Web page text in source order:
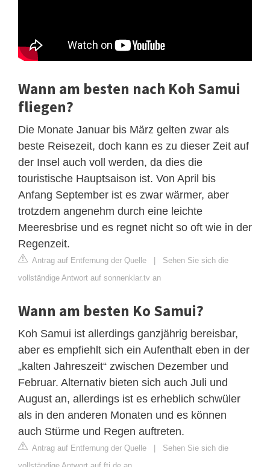
Wann am besten nach Koh Samui
fliegen?
Die Monate Januar bis März gelten zwar als
beste Reisezeit, doch kann es zu dieser Zeit auf
der Insel auch voll werden, da dies die
touristische Hauptsaison ist. Von April bis
Anfang September ist es zwar wärmer, aber
trotzdem angenehm durch eine leichte
Meeresbrise und es regnet nicht so oft wie in der
Regenzeit.
Antrag auf Entfernung der Quelle | Sehen Sie sich die
vollständige Antwort auf sonnenklar.tv an
Wann am besten Ko Samui?
Koh Samui ist allerdings ganzjährig bereisbar,
aber es empfiehlt sich ein Aufenthalt eben in der
„kalten Jahreszeit“ zwischen Dezember und
Februar. Alternativ bieten sich auch Juli und
August an, allerdings ist es erheblich schwüler
als in den anderen Monaten und es können
auch Stürme und Regen auftreten.
Antrag auf Entfernung der Quelle | Sehen Sie sich die